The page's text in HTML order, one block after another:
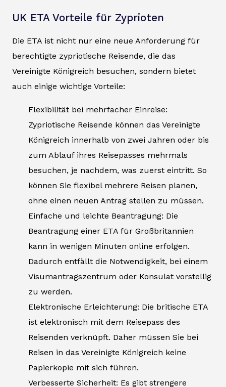
UK ETA Vorteile für Zyprioten
Die ETA ist nicht nur eine neue Anforderung für
berechtigte zypriotische Reisende, die das
Vereinigte Königreich besuchen, sondern bietet
auch einige wichtige Vorteile:
Flexibilität bei mehrfacher Einreise:
Zypriotische Reisende können das Vereinigte
Königreich innerhalb von zwei Jahren oder bis
zum Ablauf ihres Reisepasses mehrmals
besuchen, je nachdem, was zuerst eintritt. So
können Sie flexibel mehrere Reisen planen,
ohne einen neuen Antrag stellen zu müssen.
Einfache und leichte Beantragung: Die
Beantragung einer ETA für Großbritannien
kann in wenigen Minuten online erfolgen.
Dadurch entfällt die Notwendigkeit, bei einem
Visumantragszentrum oder Konsulat vorstellig
zu werden.
Elektronische Erleichterung: Die britische ETA
ist elektronisch mit dem Reisepass des
Reisenden verknüpft. Daher müssen Sie bei
Reisen in das Vereinigte Königreich keine
Papierkopie mit sich führen.
Verbesserte Sicherheit: Es gibt strengere